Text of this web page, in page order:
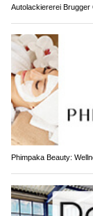
Autolackiererei
Phimpaka Beauty: